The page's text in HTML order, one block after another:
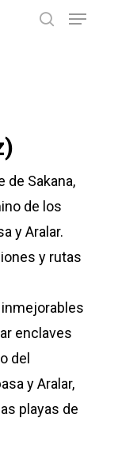
Menu
de Sakana,
de los
y Aralar.
y rutas
enclaves
del
y Aralar,
playas de